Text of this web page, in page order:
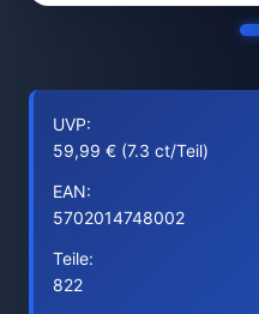
UVP:
59,99 € (7.3 ct/Teil)
EAN:
5702014748002
Teile:
822